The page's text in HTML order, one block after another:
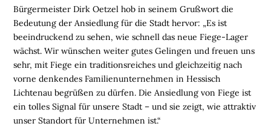
O
B
R
A
Bürgermeister Dirk Oetzel hob in seinem Grußwort die
Bedeutung der Ansiedlung für die Stadt hervor: „Es ist
beeindruckend zu sehen, wie schnell das neue Fiege-Lager
wächst. Wir wünschen weiter gutes Gelingen und freuen uns
sehr, mit Fiege ein traditionsreiches und gleichzeitig nach
vorne denkendes Familienunternehmen in Hessisch
Lichtenau begrüßen zu dürfen. Die Ansiedlung von Fiege ist
ein tolles Signal für unsere Stadt – und sie zeigt, wie attraktiv
unser Standort für Unternehmen ist.“